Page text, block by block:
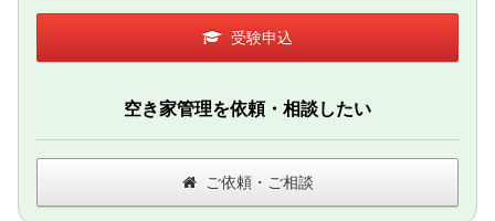
受験申込
空き家管理を依頼・相談したい
ご依頼・ご相談